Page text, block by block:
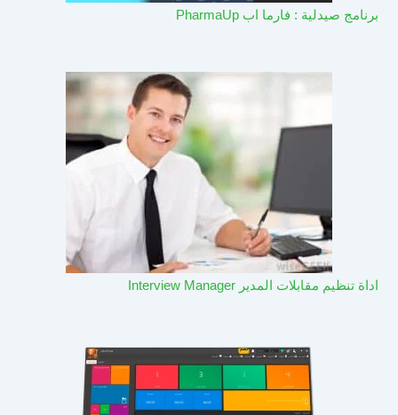
برنامج صيدلية : فارما اب PharmaUp​
اداة تنظيم مقابلات المدير Interview Manager